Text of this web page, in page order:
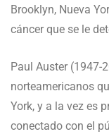
Brooklyn, Nueva
cáncer que se le
Paul Auster (1947-
norteamericanos
York, y a la vez es
conectado con el